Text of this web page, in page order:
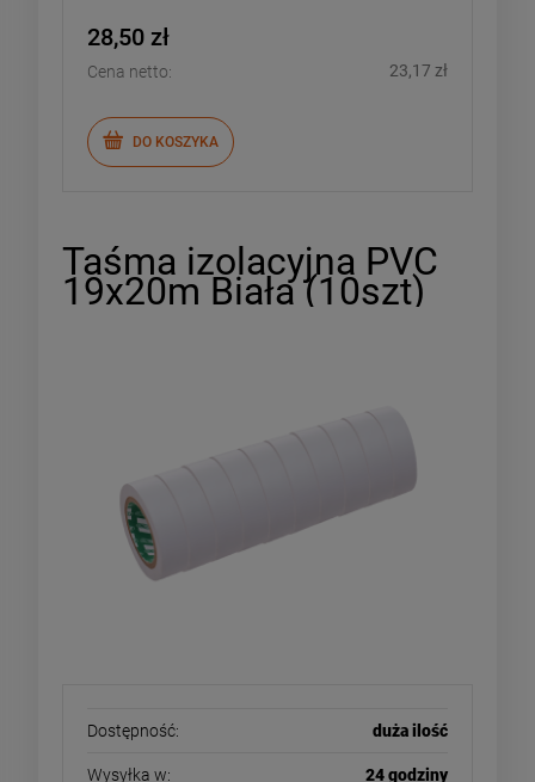
28,50 zł
Cena netto: 23,17 zł
DO KOSZYKA
Taśma izolacyjna PVC
19x20m Biała (10szt)
Dostępność: duża ilość
Wysyłka w: 24 godziny